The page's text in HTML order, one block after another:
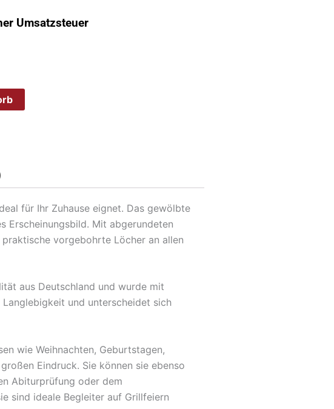
Umsatzsteuer
für Ihr Zuhause eignet. Das gewölbte
Erscheinungsbild. Mit abgerundeten
vorgebohrte Löcher an allen
aus Deutschland und wurde mit
und unterscheidet sich
wie Weihnachten, Geburtstagen,
Eindruck. Sie können sie ebenso
Abiturprüfung oder dem
sind ideale Begleiter auf Grillfeiern